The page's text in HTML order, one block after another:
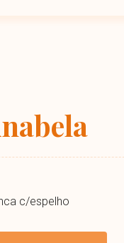
c/espelho